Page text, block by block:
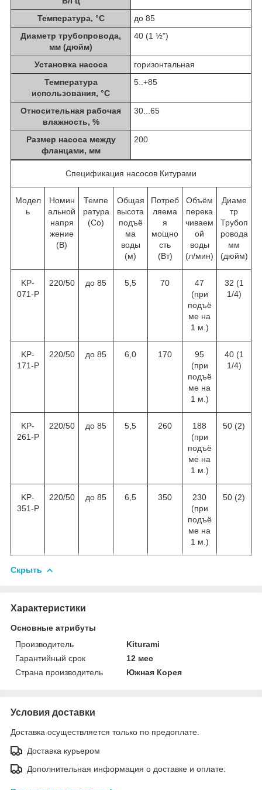
Температура, °C
до 85
Диаметр трубопровода,
мм (дюйм)
40 (1 ½")
Установка насоса
горизонтальная
Температура
использования, °С
5..+85
Относительная рабочая
влажность, %
30...65
Размер насоса между
фланцами, мм
200
Спецификация насосов Китурами
Модел
ь
Номин
альной
напря
жение
(В)
Темпе
ратура
(Со)
Общая
высота
подъё
ма
воды
(м)
Потреб
ляема
я
мощно
сть
(Вт)
Объём
перека
чиваем
ой
воды
(л/мин)
Диаме
тр
Трубоп
ровода
мм
(дюйм)
KP-
071-P
220/50 до 85 5,5 70
47
(при
подъё
ме на
1 м.)
32 (1
1/4)
KP-
171-P
220/50 до 85 6,0 170
95
(при
подъё
ме на
1 м.)
40 (1
1/4)
KP-
261-P
220/50 до 85 5,5 260
188
(при
подъё
ме на
1 м.)
50 (2)
KP-
351-P
220/50 до 85 6,5 350
230
(при
подъё
ме на
1 м.)
50 (2)
Скрыть
Характеристики
Основные атрибуты
Производитель
Kiturami
Гарантийный срок
12 мес
Страна производитель
Южная Корея
Условия доставки
Доставка осуществляется только по предоплате.
Доставка курьером
Дополнительная информация о доставке и оплате: